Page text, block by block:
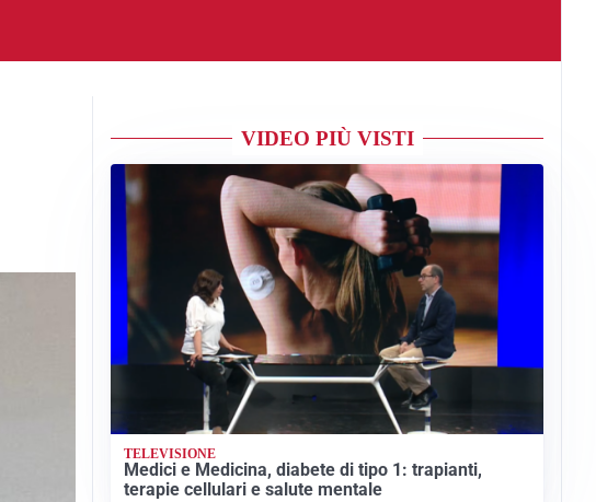
VIDEO PIÙ VISTI
TELEVISIONE
Medici e Medicina, diabete di tipo 1: trapianti,
terapie cellulari e salute mentale